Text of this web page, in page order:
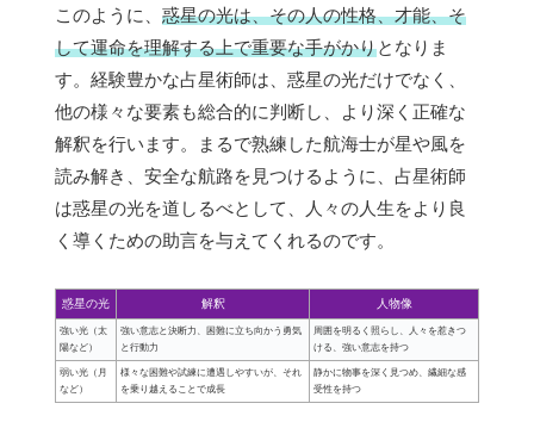
このように、 惑星の光は、その人の性格、才能、そ
して運命を理解する上で重要な手がかりとなりま
す。経験豊かな占星術師は、惑星の光だけでなく、
他の様々な要素も総合的に判断し、より深く正確な
解釈を行います。まるで熟練した航海士が星や風を
読み解き、安全な航路を見つけるように、占星術師
は惑星の光を道しるべとして、人々の人生をより良
く導くための助言を与えてくれるのです。
惑星の光 解釈 人物像
強い光（太
陽など）
強い意志と決断力、困難に立ち向かう勇気
と行動力
周囲を明るく照らし、人々を惹きつ
ける、強い意志を持つ
弱い光（月
など）
様々な困難や試練に遭遇しやすいが、それ
を乗り越えることで成長
静かに物事を深く見つめ、繊細な感
受性を持つ